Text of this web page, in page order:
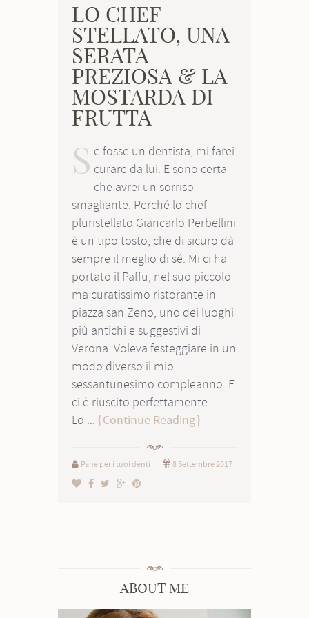
LO CHEF
STELLATO, UNA
SERATA
PREZIOSA & LA
MOSTARDA DI
FRUTTA
S e fosse un dentista, mi farei
curare da lui. E sono certa
che avrei un sorriso
smagliante. Perché lo chef
pluristellato Giancarlo Perbellini
è un tipo tosto, che di sicuro dà
sempre il meglio di sé. Mi ci ha
portato il Paffu, nel suo piccolo
ma curatissimo ristorante in
piazza san Zeno, uno dei luoghi
più antichi e suggestivi di
Verona. Voleva festeggiare in un
modo diverso il mio
sessantunesimo compleanno. E
ci è riuscito perfettamente.
Lo ... Continue Reading
Pane per i tuoi denti 8 Settembre 2017
ABOUT ME